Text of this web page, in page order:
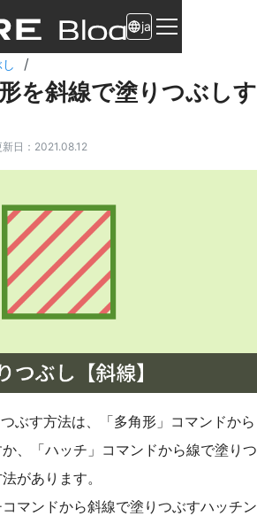
ja
/
を斜線で塗りつぶしす
新日 ： 2021.08.12
ぶす方法は、「多角形」コマンドから
、「ハッチ」コマンドから線で塗りつ
があります。
マンドから斜線で塗りつぶすハッチン